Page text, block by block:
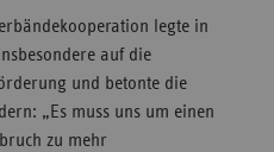
legte in
auf die
und betonte die
„Es muss uns um einen
zu mehr